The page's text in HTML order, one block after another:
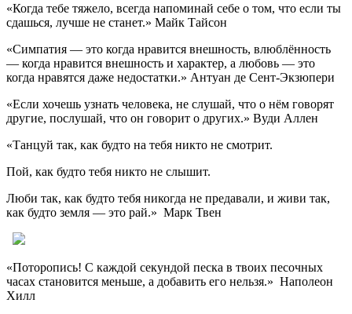
«Когда тебе тяжело, всегда напоминай себе о том, что если ты
сдашься, лучше не станет.» Майк Тайсон
«Симпатия — это когда нравится внешность, влюблённость
— когда нравится внешность и характер, а любовь — это
когда нравятся даже недостатки.» Антуан де Сент-Экзюпери
«Если хочешь узнать человека, не слушай, что о нём говорят
другие, послушай, что он говорит о других.» Вуди Аллен
«Танцуй так, как будто на тебя никто не смотрит.
Пой, как будто тебя никто не слышит.
Люби так, как будто тебя никогда не предавали, и живи так,
как будто земля — это рай.» Марк Твен
«Поторопись! С каждой секундой песка в твоих песочных
часах становится меньше, а добавить его нельзя.» Наполеон
Хилл